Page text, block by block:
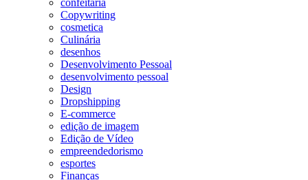
confeitaria
Copywriting
cosmetica
Culinária
desenhos
Desenvolvimento Pessoal
desenvolvimento pessoal
Design
Dropshipping
E-commerce
edição de imagem
Edição de Vídeo
empreendedorismo
esportes
Finanças